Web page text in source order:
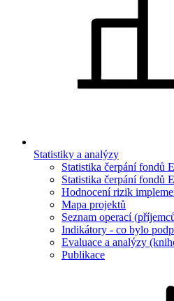
Statistiky a analýzy
Statistika čerpání fondů
Statistika čerpání fondů
Hodnocení rizik
Mapa projektů
Seznam operací
Indikátory - co bylo
Evaluace a analýzy
Publikace